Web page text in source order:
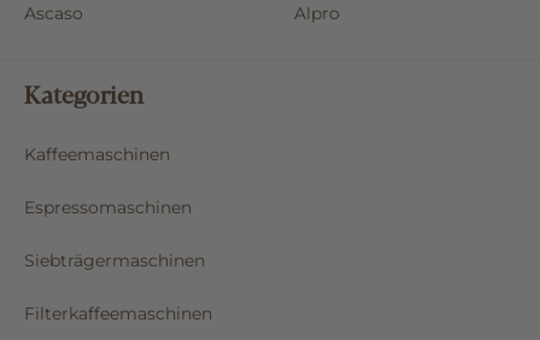
Ascaso Alpro
Kategorien
Kaffeemaschinen
Espressomaschinen
Siebträgermaschinen
Filterkaffeemaschinen